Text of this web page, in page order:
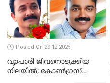
Posted On 29-12-2025
വ്യാപാരി ജീവനൊടുക്കിയ
നിലയില്‍; കോണ്‍ഗ്രസ്